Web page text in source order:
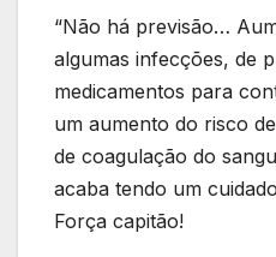
“Não há previsão…
algumas infecções, de
medicamentos para
um aumento do risco
de coagulação do
acaba tendo um
Força capitão!